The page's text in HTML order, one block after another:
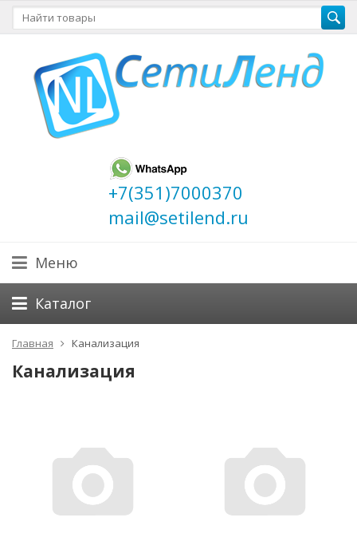
+7(351)7000370
mail@setilend.ru
Меню
Каталог
Главная Канализация
Канализация